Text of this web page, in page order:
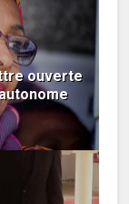
ouverte